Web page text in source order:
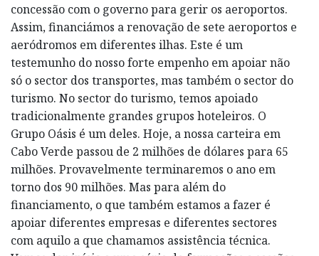
concessão com o governo para gerir os aeroportos.
Assim, financiámos a renovação de sete aeroportos e
aeródromos em diferentes ilhas. Este é um
testemunho do nosso forte empenho em apoiar não
só o sector dos transportes, mas também o sector do
turismo. No sector do turismo, temos apoiado
tradicionalmente grandes grupos hoteleiros. O
Grupo Oásis é um deles. Hoje, a nossa carteira em
Cabo Verde passou de 2 milhões de dólares para 65
milhões. Provavelmente terminaremos o ano em
torno dos 90 milhões. Mas para além do
financiamento, o que também estamos a fazer é
apoiar diferentes empresas e diferentes sectores
com aquilo a que chamamos assistência técnica.